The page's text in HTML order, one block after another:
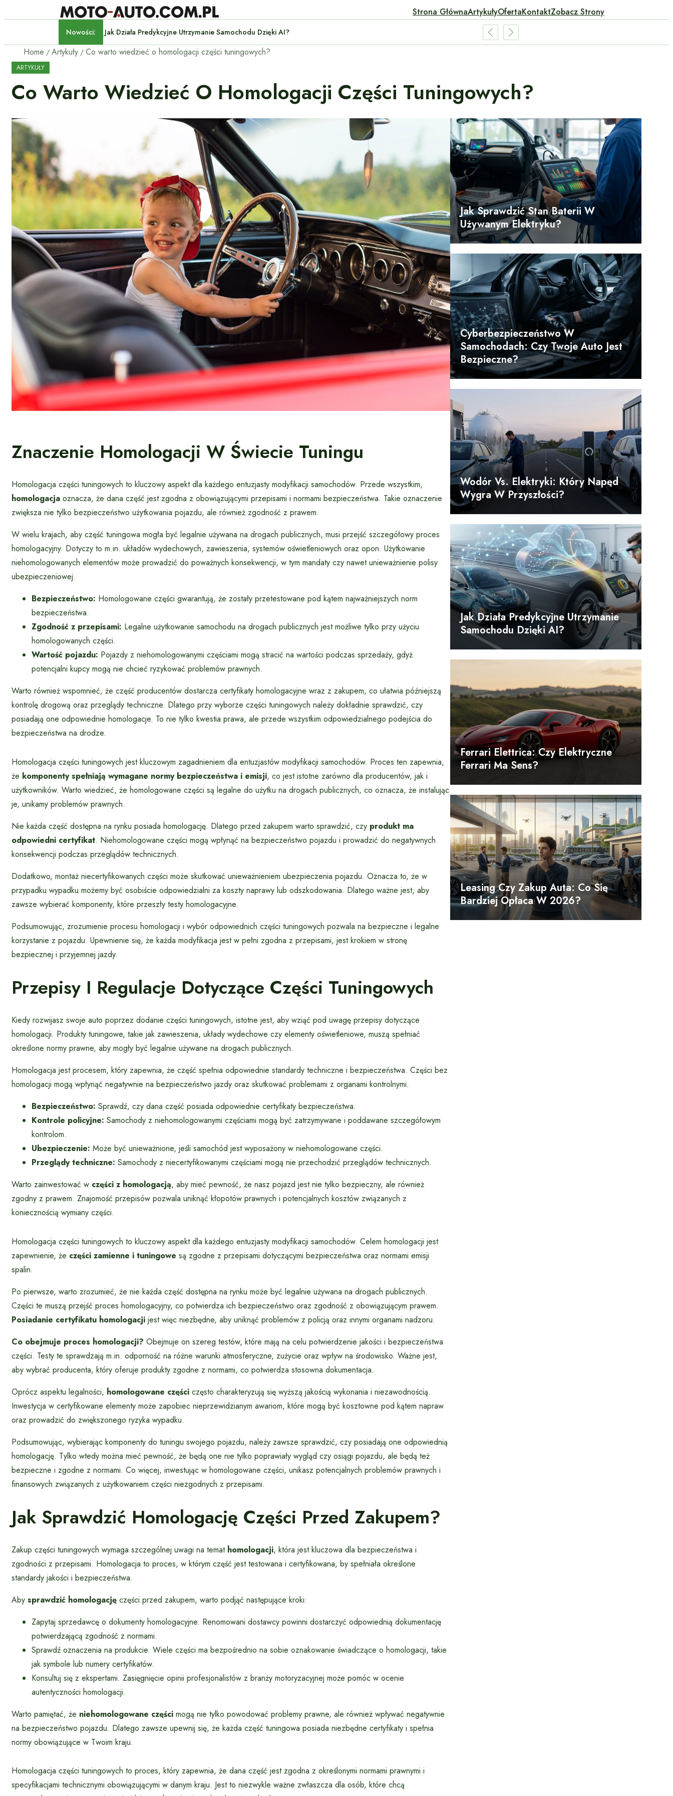
Strona GłównaArtykułyOfertaKontaktZobacz Strony
Nowości: Jak Działa Predykcyjne Utrzymanie Samochodu Dzięki AI?
Home Artykuły Co warto wiedzieć o homologacji części tuningowych?
ARTYKUŁY
Co Warto Wiedzieć O Homologacji Części Tuningowych?
Znaczenie Homologacji W Świecie Tuningu
Homologacja części tuningowych to kluczowy aspekt dla każdego entuzjasty modyfikacji samochodów. Przede wszystkim,
homologacja oznacza, że dana część jest zgodna z obowiązującymi przepisami i normami bezpieczeństwa. Takie oznaczenie
zwiększa nie tylko bezpieczeństwo użytkowania pojazdu, ale również zgodność z prawem.
W wielu krajach, aby część tuningowa mogła być legalnie używana na drogach publicznych, musi przejść szczegółowy proces
homologacyjny. Dotyczy to m.in. układów wydechowych, zawieszenia, systemów oświetleniowych oraz opon. Użytkowanie
niehomologowanych elementów może prowadzić do poważnych konsekwencji, w tym mandaty czy nawet unieważnienie polisy
ubezpieczeniowej.
Bezpieczeństwo: Homologowane części gwarantują, że zostały przetestowane pod kątem najważniejszych norm
bezpieczeństwa.
Zgodność z przepisami: Legalne użytkowanie samochodu na drogach publicznych jest możliwe tylko przy użyciu
homologowanych części.
Wartość pojazdu: Pojazdy z niehomologowanymi częściami mogą stracić na wartości podczas sprzedaży, gdyż
potencjalni kupcy mogą nie chcieć ryzykować problemów prawnych.
Warto również wspomnieć, że część producentów dostarcza certyfikaty homologacyjne wraz z zakupem, co ułatwia późniejszą
kontrolę drogową oraz przeglądy techniczne. Dlatego przy wyborze części tuningowych należy dokładnie sprawdzić, czy
posiadają one odpowiednie homologacje. To nie tylko kwestia prawa, ale przede wszystkim odpowiedzialnego podejścia do
bezpieczeństwa na drodze.
Homologacja części tuningowych jest kluczowym zagadnieniem dla entuzjastów modyfikacji samochodów. Proces ten zapewnia,
że komponenty spełniają wymagane normy bezpieczeństwa i emisji, co jest istotne zarówno dla producentów, jak i
użytkowników. Warto wiedzieć, że homologowane części są legalne do użytku na drogach publicznych, co oznacza, że instalując
je, unikamy problemów prawnych.
Nie każda część dostępna na rynku posiada homologację. Dlatego przed zakupem warto sprawdzić, czy produkt ma
odpowiedni certyfikat. Niehomologowane części mogą wpłynąć na bezpieczeństwo pojazdu i prowadzić do negatywnych
konsekwencji podczas przeglądów technicznych.
Dodatkowo, montaż niecertyfikowanych części może skutkować unieważnieniem ubezpieczenia pojazdu. Oznacza to, że w
przypadku wypadku możemy być osobiście odpowiedzialni za koszty naprawy lub odszkodowania. Dlatego ważne jest, aby
zawsze wybierać komponenty, które przeszły testy homologacyjne.
Podsumowując, zrozumienie procesu homologacji i wybór odpowiednich części tuningowych pozwala na bezpieczne i legalne
korzystanie z pojazdu. Upewnienie się, że każda modyfikacja jest w pełni zgodna z przepisami, jest krokiem w stronę
bezpiecznej i przyjemnej jazdy.
Przepisy I Regulacje Dotyczące Części Tuningowych
Kiedy rozwijasz swoje auto poprzez dodanie części tuningowych, istotne jest, aby wziąć pod uwagę przepisy dotyczące
homologacji. Produkty tuningowe, takie jak zawieszenia, układy wydechowe czy elementy oświetleniowe, muszą spełniać
określone normy prawne, aby mogły być legalnie używane na drogach publicznych.
Homologacja jest procesem, który zapewnia, że część spełnia odpowiednie standardy techniczne i bezpieczeństwa. Części bez
homologacji mogą wpłynąć negatywnie na bezpieczeństwo jazdy oraz skutkować problemami z organami kontrolnymi.
Bezpieczeństwo: Sprawdź, czy dana część posiada odpowiednie certyfikaty bezpieczeństwa.
Kontrole policyjne: Samochody z niehomologowanymi częściami mogą być zatrzymywane i poddawane szczegółowym
kontrolom.
Ubezpieczenie: Może być unieważnione, jeśli samochód jest wyposażony w niehomologowane części.
Przeglądy techniczne: Samochody z niecertyfikowanymi częściami mogą nie przechodzić przeglądów technicznych.
Warto zainwestować w części z homologacją, aby mieć pewność, że nasz pojazd jest nie tylko bezpieczny, ale również
zgodny z prawem. Znajomość przepisów pozwala uniknąć kłopotów prawnych i potencjalnych kosztów związanych z
koniecznością wymiany części.
Homologacja części tuningowych to kluczowy aspekt dla każdego entuzjasty modyfikacji samochodów. Celem homologacji jest
zapewnienie, że części zamienne i tuningowe są zgodne z przepisami dotyczącymi bezpieczeństwa oraz normami emisji
spalin.
Po pierwsze, warto zrozumieć, że nie każda część dostępna na rynku może być legalnie używana na drogach publicznych.
Części te muszą przejść proces homologacyjny, co potwierdza ich bezpieczeństwo oraz zgodność z obowiązującym prawem.
Posiadanie certyfikatu homologacji jest więc niezbędne, aby uniknąć problemów z policją oraz innymi organami nadzoru.
Co obejmuje proces homologacji? Obejmuje on szereg testów, które mają na celu potwierdzenie jakości i bezpieczeństwa
części. Testy te sprawdzają m.in. odporność na różne warunki atmosferyczne, zużycie oraz wpływ na środowisko. Ważne jest,
aby wybrać producenta, który oferuje produkty zgodne z normami, co potwierdza stosowna dokumentacja.
Oprócz aspektu legalności, homologowane części często charakteryzują się wyższą jakością wykonania i niezawodnością.
Inwestycja w certyfikowane elementy może zapobiec nieprzewidzianym awariom, które mogą być kosztowne pod kątem napraw
oraz prowadzić do zwiększonego ryzyka wypadku.
Podsumowując, wybierając komponenty do tuningu swojego pojazdu, należy zawsze sprawdzić, czy posiadają one odpowiednią
homologację. Tylko wtedy można mieć pewność, że będą one nie tylko poprawiały wygląd czy osiągi pojazdu, ale będą też
bezpieczne i zgodne z normami. Co więcej, inwestując w homologowane części, unikasz potencjalnych problemów prawnych i
finansowych związanych z użytkowaniem części niezgodnych z przepisami.
Jak Sprawdzić Homologację Części Przed Zakupem?
Zakup części tuningowych wymaga szczególnej uwagi na temat homologacji, która jest kluczowa dla bezpieczeństwa i
zgodności z przepisami. Homologacja to proces, w którym część jest testowana i certyfikowana, by spełniała określone
standardy jakości i bezpieczeństwa.
Aby sprawdzić homologację części przed zakupem, warto podjąć następujące kroki:
Zapytaj sprzedawcę o dokumenty homologacyjne. Renomowani dostawcy powinni dostarczyć odpowiednią dokumentację
potwierdzającą zgodność z normami.
Sprawdź oznaczenia na produkcie. Wiele części ma bezpośrednio na sobie oznakowanie świadczące o homologacji, takie
jak symbole lub numery certyfikatów.
Konsultuj się z ekspertami. Zasięgnięcie opinii profesjonalistów z branży motoryzacyjnej może pomóc w ocenie
autentyczności homologacji.
Warto pamiętać, że niehomologowane części mogą nie tylko powodować problemy prawne, ale również wpływać negatywnie
na bezpieczeństwo pojazdu. Dlatego zawsze upewnij się, że każda część tuningowa posiada niezbędne certyfikaty i spełnia
normy obowiązujące w Twoim kraju.
Homologacja części tuningowych to proces, który zapewnia, że dana część jest zgodna z określonymi normami prawnymi i
specyfikacjami technicznymi obowiązującymi w danym kraju. Jest to niezwykle ważne zwłaszcza dla osób, które chcą
Jak Sprawdzić Stan Baterii W
Używanym Elektryku?
Cyberbezpieczeństwo W
Samochodach: Czy Twoje Auto Jest
Bezpieczne?
Wodór Vs. Elektryki: Który Napęd
Wygra W Przyszłości?
Jak Działa Predykcyjne Utrzymanie
Samochodu Dzięki AI?
Ferrari Elettrica: Czy Elektryczne
Ferrari Ma Sens?
Leasing Czy Zakup Auta: Co Się
Bardziej Opłaca W 2026?